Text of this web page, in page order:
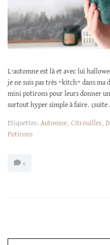
L'automne est là et avec lui
je ne suis pas très "kitch" dans ma
mini potirons pour leurs donner
surtout hyper simple à faire.
Etiquettes: Automne, Citrouilles,
Potirons
6